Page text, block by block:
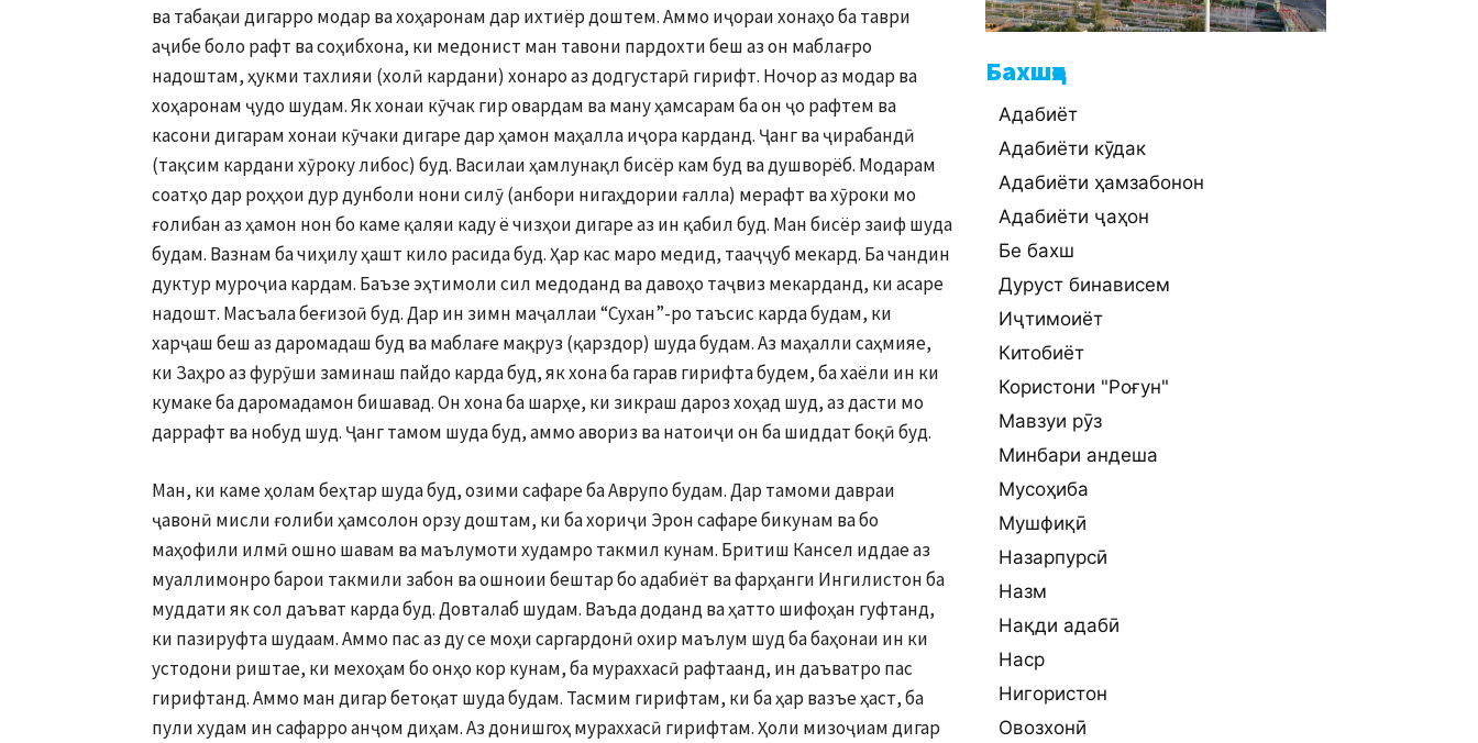
ва табақаи дигарро модар ва хоҳаронам дар ихтиёр доштем. Аммо иҷораи хонаҳо ба таври
аҷибе боло рафт ва соҳибхона, ки медонист ман тавони пардохти беш аз он маблағро
надоштам, ҳукми тахлияи (холӣ кардани) хонаро аз додгустарӣ гирифт. Ночор аз модар ва
хоҳаронам ҷудо шудам. Як хонаи кӯчак гир овардам ва ману ҳамсарам ба он ҷо рафтем ва
касони дигарам хонаи кӯчаки дигаре дар ҳамон маҳалла иҷора карданд. Ҷанг ва ҷирабандӣ
(тақсим кардани хӯроку либос) буд. Василаи ҳамлунақл бисёр кам буд ва душворёб. Модарам
соатҳо дар роҳҳои дур дунболи нони силӯ (анбори нигаҳдории ғалла) мерафт ва хӯроки мо
ғолибан аз ҳамон нон бо каме қаляи каду ё чизҳои дигаре аз ин қабил буд. Ман бисёр заиф шуда
будам. Вазнам ба чиҳилу ҳашт кило расида буд. Ҳар кас маро медид, тааҷҷуб мекард. Ба чандин
дуктур муроҷиа кардам. Баъзе эҳтимоли сил медоданд ва давоҳо таҷвиз мекарданд, ки асаре
надошт. Масъала беғизоӣ буд. Дар ин зимн маҷаллаи “Сухан”-ро таъсис карда будам, ки
харҷаш беш аз даромадаш буд ва маблағе мақруз (қарздор) шуда будам. Аз маҳалли саҳмияе,
ки Заҳро аз фурӯши заминаш пайдо карда буд, як хона ба гарав гирифта будем, ба хаёли ин ки
кумаке ба даромадамон бишавад. Он хона ба шарҳе, ки зикраш дароз хоҳад шуд, аз дасти мо
даррафт ва нобуд шуд. Ҷанг тамом шуда буд, аммо авориз ва натоиҷи он ба шиддат боқӣ буд.
Ман, ки каме ҳолам беҳтар шуда буд, озими сафаре ба Аврупо будам. Дар тамоми давраи
ҷавонӣ мисли ғолиби ҳамсолон орзу доштам, ки ба хориҷи Эрон сафаре бикунам ва бо
маҳофили илмӣ ошно шавам ва маълумоти худамро такмил кунам. Бритиш Кансел иддае аз
муаллимонро барои такмили забон ва ошноии бештар бо адабиёт ва фарҳанги Ингилистон ба
муддати як сол даъват карда буд. Довталаб шудам. Ваъда доданд ва ҳатто шифоҳан гуфтанд,
ки пазируфта шудаам. Аммо пас аз ду се моҳи саргардонӣ охир маълум шуд ба баҳонаи ин ки
устодони риштае, ки мехоҳам бо онҳо кор кунам, ба мураххасӣ рафтаанд, ин даъватро пас
гирифтанд. Аммо ман дигар бетоқат шуда будам. Тасмим гирифтам, ки ба ҳар вазъе ҳаст, ба
пули худам ин сафарро анҷом диҳам. Аз донишгоҳ мураххасӣ гирифтам. Ҳоли мизоҷиам дигар
Бахшҳо
Адабиёт
Адабиёти кӯдак
Адабиёти ҳамзабонон
Адабиёти ҷаҳон
Бе бахш
Дуруст бинависем
Иҷтимоиёт
Китобиёт
Користони "Роғун"
Мавзуи рӯз
Минбари андеша
Мусоҳиба
Мушфиқӣ
Назарпурсӣ
Назм
Нақди адабӣ
Наср
Нигористон
Овозхонӣ